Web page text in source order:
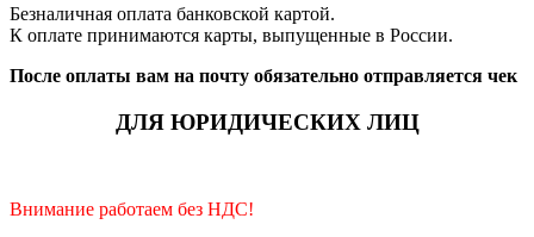
Безналичная оплата банковской картой.
К оплате принимаются карты, выпущенные в России.
После оплаты вам на почту обязательно отправляется чек
ДЛЯ ЮРИДИЧЕСКИХ ЛИЦ
Внимание работаем без НДС!